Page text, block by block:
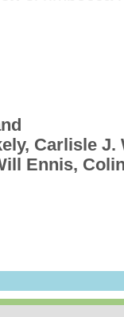
Carlisle
Ennis,